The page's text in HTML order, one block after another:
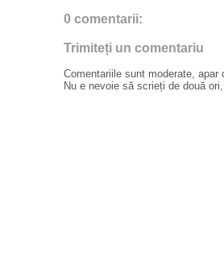
0 comentarii:
Trimiteți un comentariu
Comentariile sunt moderate,
Nu e nevoie să scrieți de două